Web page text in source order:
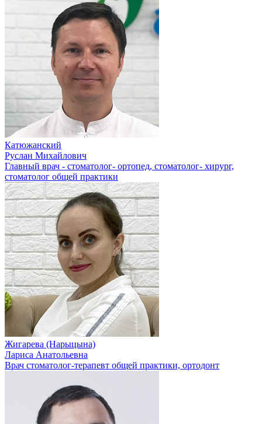
Катюжанский
Руслан Михайлович
Главный врач - стоматолог- ортопед, стоматолог- хирург,
стоматолог общей практики
Жигарева (Нарыцына)
Лариса Анатольевна
Врач стоматолог-терапевт общей практики, ортодонт